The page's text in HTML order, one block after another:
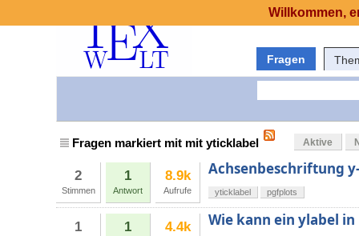
Fragen
Fragen markiert mit mit yticklabel Aktive
2
Stimmen
1
Antwort
8.9k
Aufrufe
Achsenbeschriftung
yticklabel pgfplots
1 1 4.4k Wie kann ein ylabel
Willkommen,